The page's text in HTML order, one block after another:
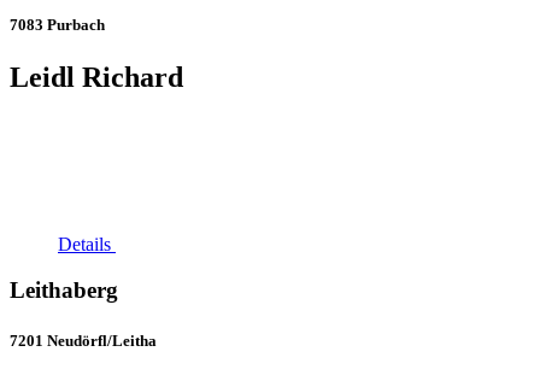
7083 Purbach
Leidl Richard
Details
Leithaberg
7201 Neudörfl/Leitha